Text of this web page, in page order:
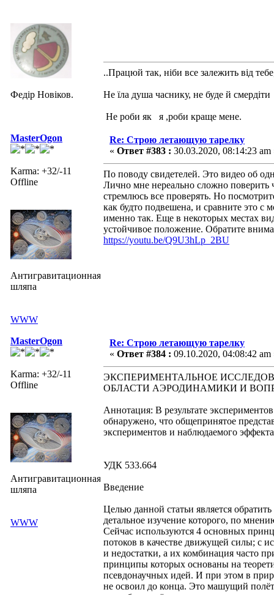
Федір Новіков.
..Працюй так, ніби все залежить від
Не їла душа часнику, не буде й смердіти
Не роби як я ,роби краще мене.
MasterOgon
Karma: +32/-11
Offline
Антигравитационная
шляпа
WWW
Re: Строю летающую тарелку
« Ответ #383 : 30.03.2020, 08:14:23 am
По поводу свидетелей. Это видео об
Лично мне нереально сложно поверить
стремлюсь все проверять. Но
как будто подвешена, и сравните это
именно так. Еще в некоторых местах
устойчивое положение. Обратите
https://youtu.be/Q9U3hLp_2BU
MasterOgon
Karma: +32/-11
Offline
Антигравитационная
шляпа
WWW
Re: Строю летающую тарелку
« Ответ #384 : 09.10.2020, 04:08:42 am
ЭКСПЕРИМЕНТАЛЬНОЕ
ОБЛАСТИ АЭРОДИНАМИКИ И
Аннотация: В результате
обнаружено, что общепринятое
экспериментов и наблюдаемого
УДК 533.664
Введение
Целью данной статьи является
детальное изучение которого, по
Сейчас используются 4 основных
потоков в качестве движущей силы; с
и недостатки, а их комбинация часто
принципы которых основаны на
псевдонаучных идей. И при этом в
не освоил до конца. Это машущий